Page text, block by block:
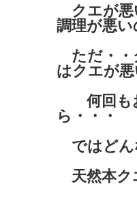
クエが悪
調理が悪
ただ・・
はクエが
何回もお
ら・・・
ではどん
天然本ク